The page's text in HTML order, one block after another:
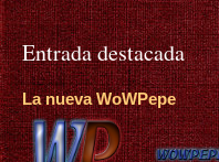
Entrada destacada
La nueva WoWPepe